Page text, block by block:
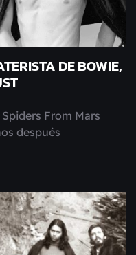
DE BOWIE,
From Mars
después